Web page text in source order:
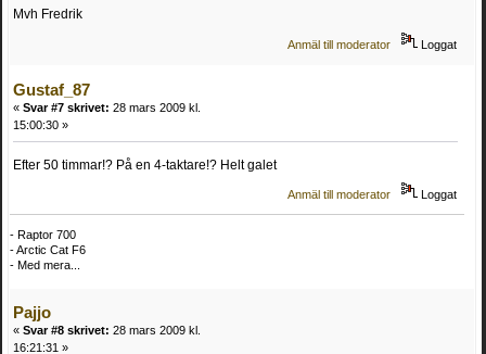
Mvh Fredrik
Anmäl till moderator Loggat
Gustaf_87
« Svar #7 skrivet: 28 mars 2009 kl.
15:00:30 »
Efter 50 timmar!? På en 4-taktare!? Helt galet
Anmäl till moderator Loggat
- Raptor 700
- Arctic Cat F6
- Med mera...
Pajjo
« Svar #8 skrivet: 28 mars 2009 kl.
16:21:31 »